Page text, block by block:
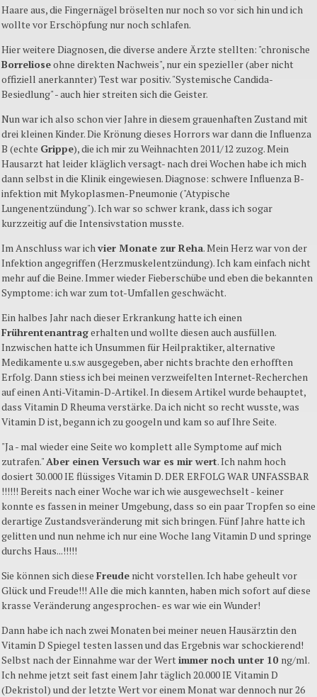
Haare aus, die Fingernägel bröselten nur noch so vor sich hin und ich
wollte vor Erschöpfung nur noch schlafen.
Hier weitere Diagnosen, die diverse andere Ärzte stellten: "chronische
Borrelioseohne direkten Nachweis", nur ein spezieller (aber nicht
offiziell anerkannter) Test war positiv. "Systemische Candida-
Besiedlung" - auch hier streiten sich die Geister.
Nun war ich also schon vier Jahre in diesem grauenhaften Zustand mit
drei kleinen Kinder. Die Krönung dieses Horrors war dann die Influenza
B (echte Grippe), die ich mir zu Weihnachten 2011/12 zuzog. Mein
Hausarzt hat leider kläglich versagt- nach drei Wochen habe ich mich
dann selbst in die Klinik eingewiesen. Diagnose: schwere Influenza B-
infektion mit Mykoplasmen-Pneumonie ("Atypische
Lungenentzündung"). Ich war so schwer krank, dass ich sogar
kurzzeitig auf die Intensivstation musste.
Im Anschluss war ichvier Monate zur Reha. Mein Herz war von der
Infektion angegriffen (Herzmuskelentzündung). Ich kam einfach nicht
mehr auf die Beine. Immer wieder Fieberschübe und eben die bekannten
Symptome: ich war zum tot-Umfallen geschwächt.
Ein halbes Jahr nach dieser Erkrankung hatte ich einen
Frührentenantragerhalten und wollte diesen auch ausfüllen.
Inzwischen hatte ich Unsummen für Heilpraktiker, alternative
Medikamente u.s.w ausgegeben, aber nichts brachte den erhofften
Erfolg. Dann stiess ich bei meinen verzweifelten Internet-Recherchen
auf einen Anti-Vitamin-D-Artikel. In diesem Artikel wurde behauptet,
dass Vitamin D Rheuma verstärke. Da ich nicht so recht wusste, was
Vitamin D ist, begann ich zu googeln und kam so auf Ihre Seite.
"Ja - mal wieder eine Seite wo komplett alle Symptome auf mich
zutrafen."Aber einen Versuch war es mir wert. Ich nahm hoch
dosiert 30.000 IE flüssiges Vitamin D. DER ERFOLG WAR UNFASSBAR
!!!!!! Bereits nach einer Woche war ich wie ausgewechselt - keiner
konnte es fassen in meiner Umgebung, dass so ein paar Tropfen so eine
derartige Zustandsveränderung mit sich bringen. Fünf Jahre hatte ich
gelitten und nun nehme ich nur eine Woche lang Vitamin D und springe
durchs Haus...!!!!!
Sie können sich diese Freude nicht vorstellen. Ich habe geheult vor
Glück und Freude!!! Alle die mich kannten, haben mich sofort auf diese
krasse Veränderung angesprochen- es war wie ein Wunder!
Dann habe ich nach zwei Monaten bei meiner neuen Hausärztin den
Vitamin D Spiegel testen lassen und das Ergebnis war schockierend!
Selbst nach der Einnahme war der Wertimmer noch unter 10 ng/ml.
Ich nehme jetzt seit fast einem Jahr täglich 20.000 IE Vitamin D
(Dekristol) und der letzte Wert vor einem Monat war dennoch nur 26